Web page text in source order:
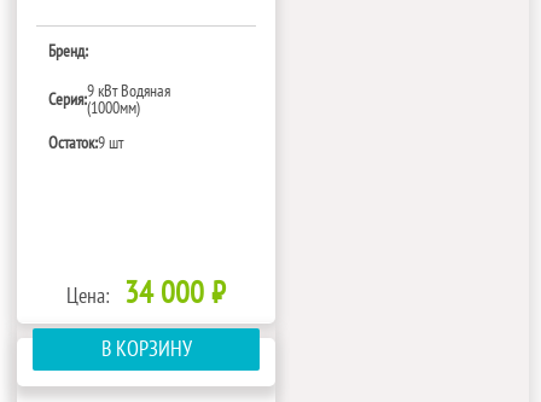
Бренд:
Серия:9 кВт Водяная
(1000мм)
Остаток:9 шт
Цена: 34 000 ₽
В КОРЗИНУ